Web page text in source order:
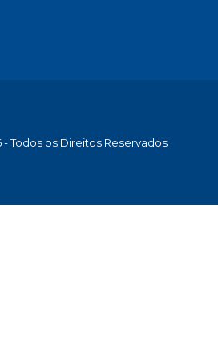
Todos os Direitos Reservados